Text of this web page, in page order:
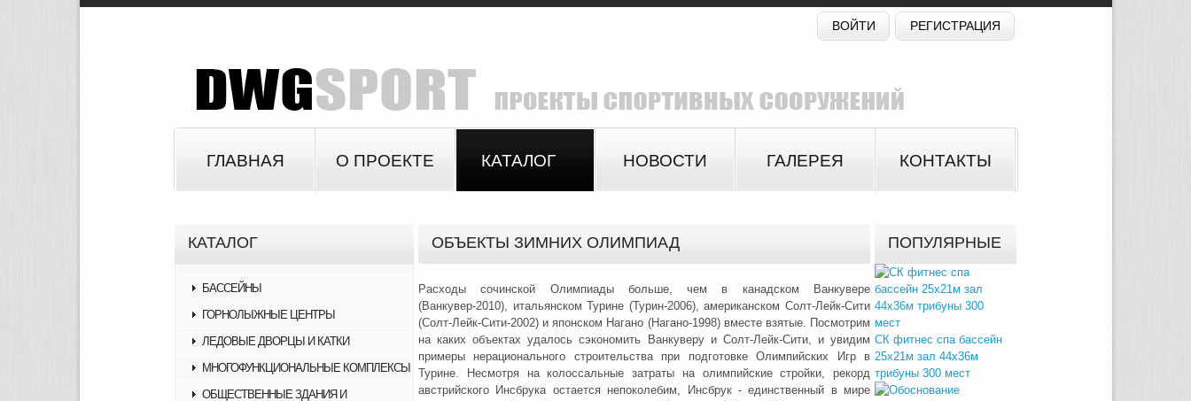
ВОЙТИ РЕГИСТРАЦИЯ
ГЛАВНАЯ О ПРОЕКТЕ КАТАЛОГ НОВОСТИ ГАЛЕРЕЯ КОНТАКТЫ
КАТАЛОГ
БАССЕЙНЫ
ГОРНОЛЫЖНЫЕ ЦЕНТРЫ
ЛЕДОВЫЕ ДВОРЦЫ И КАТКИ
МНОГОФУНКЦИОНАЛЬНЫЕ КОМПЛЕКСЫ
ОБЩЕСТВЕННЫЕ ЗДАНИЯ И
ОБЪЕКТЫ ЗИМНИХ ОЛИМПИАД
Расходы сочинской Олимпиады больше, чем в канадском Ванкувере
(Ванкувер-2010), итальянском Турине (Турин-2006), американском Солт-Лейк-Сити
(Солт-Лейк-Сити-2002) и японском Нагано (Нагано-1998) вместе взятые. Посмотрим
на каких объектах удалось сэкономить Ванкуверу и Солт-Лейк-Сити, и увидим
примеры нерационального строительства при подготовке Олимпийских Игр в
Турине. Несмотря на колоссальные затраты на олимпийские стройки, рекорд
австрийского Инсбрука остается непоколебим, Инсбрук - единственный в мире
ПОПУЛЯРНЫЕ
СК фитнес спа бассейн
25х21м зал 44х36м
трибуны 300 мест